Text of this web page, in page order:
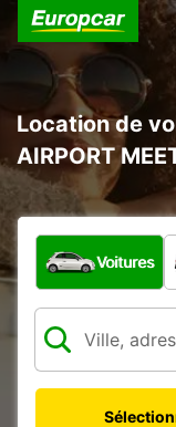
Location de
AIRPORT
Quel type de
Voitures